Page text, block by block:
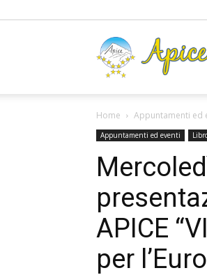
Home Appuntamenti ed
Appuntamenti ed eventi
APICE
per